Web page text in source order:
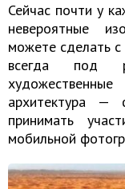
Сейчас почти у
невероятные
можете сделать
всегда под
архитектура —
принимать
мобильной